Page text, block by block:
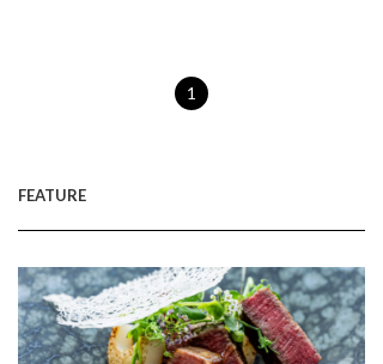
1
FEATURE